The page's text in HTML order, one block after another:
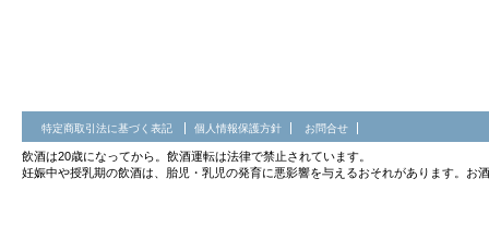
特定商取引法に基づく表記 個人情報保護方針 お問合せ
飲酒は20歳になってから。飲酒運転は法律で禁止されています。
妊娠中や授乳期の飲酒は、胎児・乳児の発育に悪影響を与えるおそれがあります。お